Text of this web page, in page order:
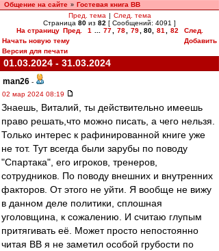
Общение на сайте » Гостевая книга ВВ
Пред. тема | След. тема
Страница 80 из 82 [ Сообщений: 4091 ]
На страницу Пред. 1 77 78 79 80, 81 82
След.
Начать новую тему
Добавить
Версия для печати
01.03.2024 - 31.03.2024
man26 -
02 мар 2024 08:19
Знаешь, Виталий, ты действительно имеешь
право решать,что можно писать, а чего нельзя.
Только интерес к рафинированной книге уже
не тот. Тут всегда были зарубы по поводу
"Спартака", его игроков, тренеров,
сотрудников. По поводу внешних и внутренних
факторов. От этого не уйти. Я вообще не вижу
в данном деле политики, сплошная
уголовщина, к сожалению. И считаю глупым
притягивать её. Может просто непостоянно
читая ВВ я не заметил особой грубости по